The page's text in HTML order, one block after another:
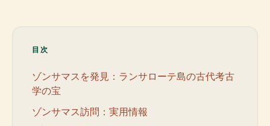
目次
ゾンサマスを発見：ランサローテ島の古代考古
学の宝
ゾンサマス訪問：実用情報